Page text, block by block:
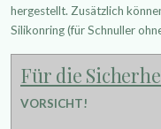
hergestellt. Zusätzlich
Silikonring (für Schnuller
Für die
VORSICHT!